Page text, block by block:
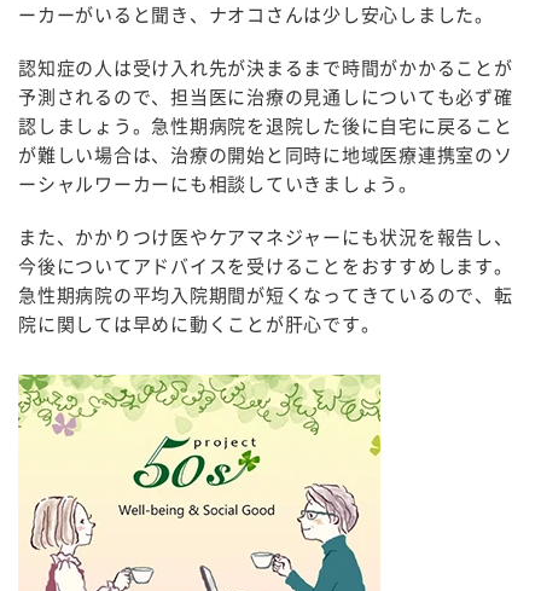
ーカーがいると聞き、ナオコさんは少し安心しました。
認知症の人は受け入れ先が決まるまで時間がかかることが
予測されるので、担当医に治療の見通しについても必ず確
認しましょう。急性期病院を退院した後に自宅に戻ること
が難しい場合は、治療の開始と同時に地域医療連携室のソ
ーシャルワーカーにも相談していきましょう。
また、かかりつけ医やケアマネジャーにも状況を報告し、
今後についてアドバイスを受けることをおすすめします。
急性期病院の平均入院期間が短くなってきているので、転
院に関しては早めに動くことが肝心です。